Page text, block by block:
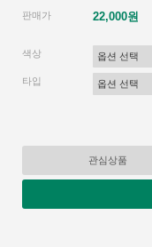
판매가
22,000원
색상
타입
관심상품